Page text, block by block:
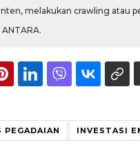
melakukan crawling atau
PEGADAIAN INVESTASI